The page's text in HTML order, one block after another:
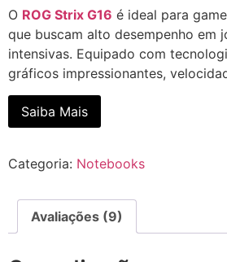
O ROG Strix G16 é ideal para
que buscam alto desempenho em
intensivas. Equipado com
gráficos impressionantes,
Saiba Mais
Categoria: Notebooks
Avaliações (9)